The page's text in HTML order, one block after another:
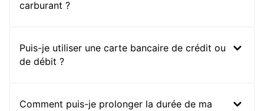
carburant ?
Puis-je utiliser une carte bancaire de crédit ou
de débit ?
Comment puis-je prolonger la durée de ma